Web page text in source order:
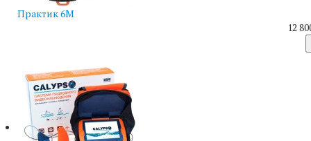
Практик 6М
12